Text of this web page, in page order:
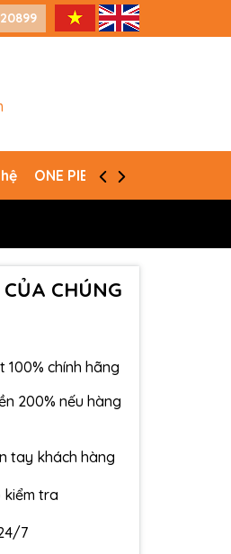
ONE PIECE CARD GAME
CHÚNG
100% chính hãng
200% nếu hàng
tay khách hàng
kiểm tra
7